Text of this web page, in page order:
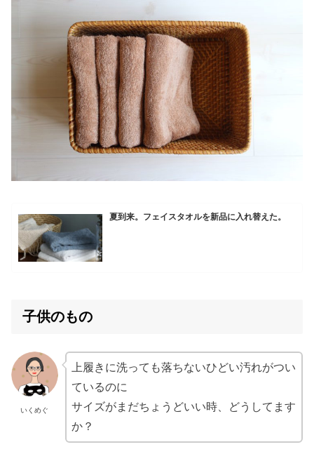
夏到来。フェイスタオルを新品に入れ替えた。
子供のもの
いくめぐ
上履きに洗っても落ちないひどい汚れがつい
ているのに
サイズがまだちょうどいい時、どうしてます
か？